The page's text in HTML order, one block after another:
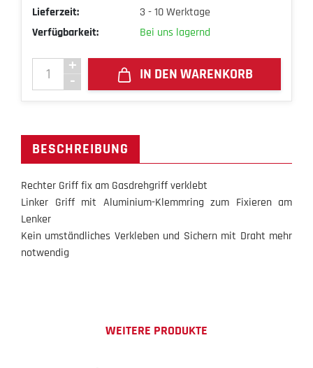
Lieferzeit:
3 - 10 Werktage
Verfügbarkeit:
Bei uns lagernd
IN DEN WARENKORB
BESCHREIBUNG
Rechter Griff fix am Gasdrehgriff verklebt
Linker Griff mit Aluminium-Klemmring zum Fixieren am
Lenker
Kein umständliches Verkleben und Sichern mit Draht mehr
notwendig
WEITERE PRODUKTE